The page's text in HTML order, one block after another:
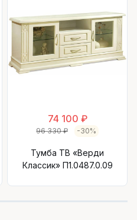
74 100 ₽
96 330 ₽ -30%
Тумба ТВ «Верди
Классик» П1.0487.0.09